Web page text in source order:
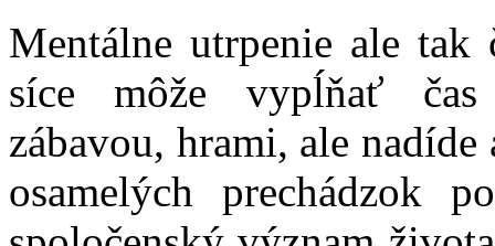
Mentálne utrpenie ale
síce môže vypĺňať čas
zábavou, hrami, ale
osamelých prechádzok